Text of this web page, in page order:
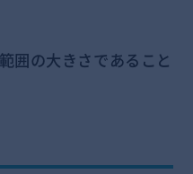
囲の大きさであること